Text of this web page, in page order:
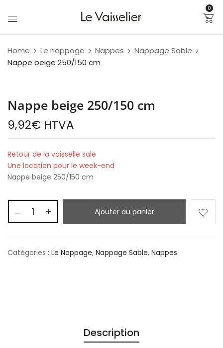
0
Home Le nappage Nappes
Nappage Sable
Nappe beige 250/150 cm
Nappe beige 250/150 cm
9,92€ HTVA
Retour de la vaisselle sale
Une location pour le week-end
Nappe beige 250/150 cm
Ajouter au panier
Catégories : Le Nappage, Nappage Sable, Nappes
Description